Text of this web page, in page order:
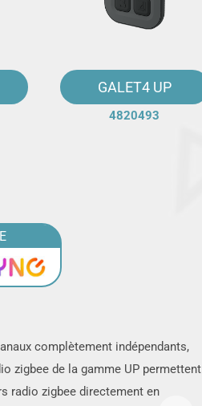
GALET4 UP
4820493
complètement indépendants,
zigbee de la gamme UP permettent
radio zigbee directement en